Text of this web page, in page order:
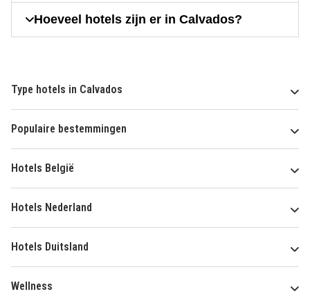
Hoeveel hotels zijn er in Calvados?
Type hotels in Calvados
Populaire bestemmingen
Hotels België
Hotels Nederland
Hotels Duitsland
Wellness